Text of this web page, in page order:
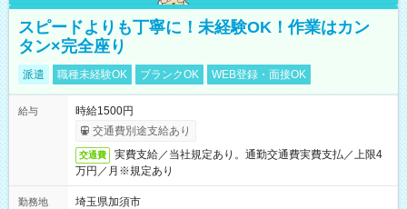
スピードよりも丁寧に！未経験OK！作業はカン
タン×完全座り
派遣 職種未経験OK ブランクOK WEB登録・面接OK
給与
時給1500円
交通費別途支給あり
交通費
実費支給／当社規定あり。通勤交通費実費支払／上限4
万円／月※規定あり
勤務地
埼玉県加須市